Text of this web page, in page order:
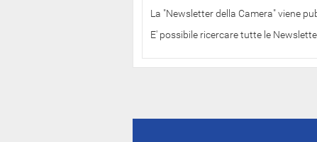
La "Newsletter della Camera" viene
E' possibile ricercare tutte le